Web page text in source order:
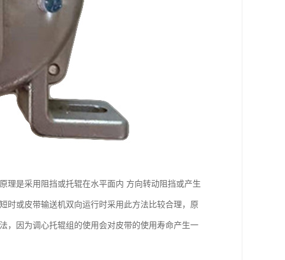
理是采用阻挡或托辊在水平面内 方向转动阻挡或产生
时或皮带输送机双向运行时采用此方法比较合理，原
，因为调心托辊组的使用会对皮带的使用寿命产生一